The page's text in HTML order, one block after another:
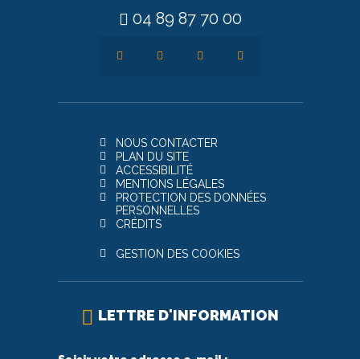
04 89 87 70 00
NOUS CONTACTER
PLAN DU SITE
ACCESSIBILITÉ
MENTIONS LÉGALES
PROTECTION DES DONNÉES
PERSONNELLES
CRÉDITS
GESTION DES COOKIES
LETTRE D'INFORMATION